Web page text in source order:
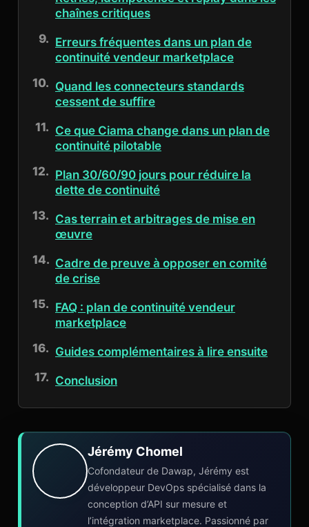
chaînes critiques
Erreurs fréquentes dans un plan de
continuité vendeur marketplace
Quand les connecteurs standards
cessent de suffire
Ce que Ciama change dans un plan de
continuité pilotable
Plan 30/60/90 jours pour réduire la
dette de continuité
Cas terrain et arbitrages de mise en
œuvre
Cadre de preuve à opposer en comité
de crise
FAQ : plan de continuité vendeur
marketplace
Guides complémentaires à lire ensuite
Conclusion
Jérémy Chomel
Cofondateur de Dawap, Jérémy est
développeur DevOps spécialisé dans la
conception d’API sur mesure et
l’intégration marketplace. Passionné par